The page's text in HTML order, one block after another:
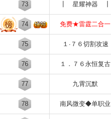
73 ┃ 星耀神器 ┃
74 免费★雷霆二合一
75 １·７６切割攻速
76 １．７６永恒复古
77 九霄沉默
78 南风微变◆单职业